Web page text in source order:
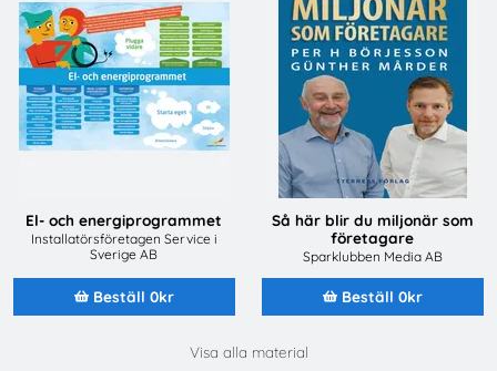
El- och energiprogrammet
Installatörsföretagen Service i
Sverige AB
Beställ 0kr
Så här blir du miljonär som
företagare
Sparklubben Media AB
Beställ 0kr
Visa alla material